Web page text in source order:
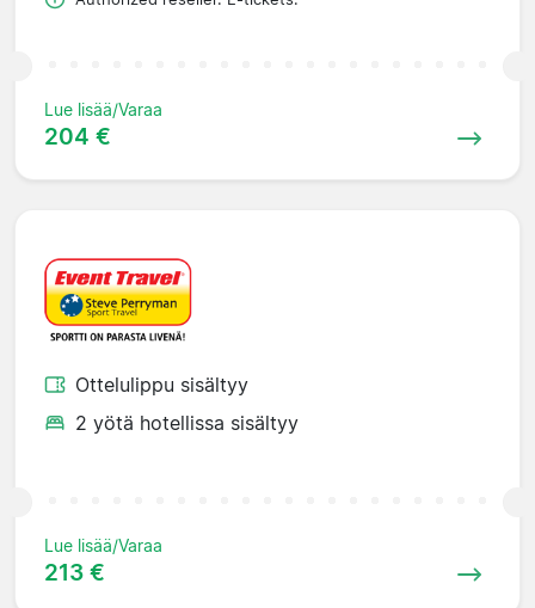
Lue lisää/Varaa
204 €
Ottelulippu sisältyy
2 yötä hotellissa sisältyy
Lue lisää/Varaa
213 €